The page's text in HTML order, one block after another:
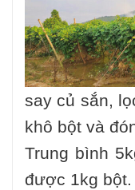
say củ sắn,
khô bột và
Trung bình
được 1kg bột.